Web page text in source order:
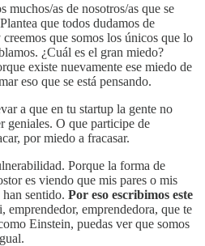
as de nosotros/as que se
que todos dudamos de
que somos los únicos que lo
¿Cuál es el gran miedo?
existe nuevamente ese miedo de
eso que se está pensando.
a que en tu startup la gente no
geniales. O que participe de
por miedo a fracasar.
Porque la forma de
es viendo que mis pares o mis
sentido. Por eso escribimos este
emprendedor, emprendedora, que te
Einstein, puedas ver que somos